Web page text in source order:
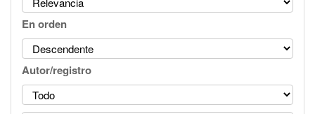
En orden
Autor/registro